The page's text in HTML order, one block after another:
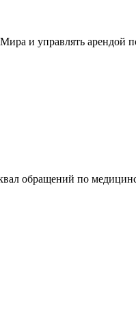
и управлять арендой
обращений по